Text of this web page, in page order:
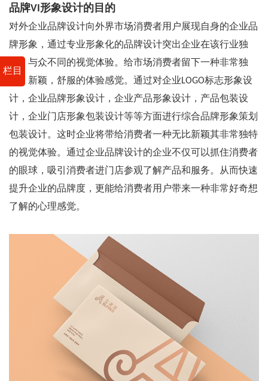
栏目
品牌VI形象设计的目的
对外企业品牌设计向外界市场消费者用户展现自身的企业品
牌形象，通过专业形象化的品牌设计突出企业在该行业独
特，与众不同的视觉体验。给市场消费者留下一种非常独
特，新颖，舒服的体验感觉。通过对企业LOGO标志形象设
计，企业品牌形象设计，企业产品形象设计，产品包装设
计，企业门店形象包装设计等等方面进行综合品牌形象策划
包装设计。这时企业将带给消费者一种无比新颖其非常独特
的视觉体验。通过企业品牌设计的企业不仅可以抓住消费者
的眼球，吸引消费者进门店参观了解产品和服务。从而快速
提升企业的品牌度，更能给消费者用户带来一种非常好奇想
了解的心理感觉。